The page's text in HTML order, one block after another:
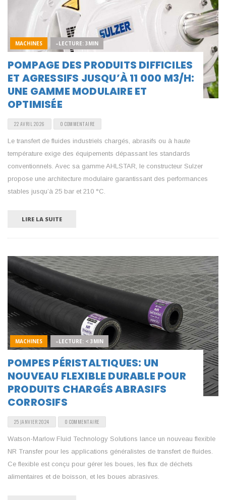
MACHINES –LECTURE: 3MIN
POMPAGE DES PRODUITS DIFFICILES
ET AGRESSIFS JUSQU’À 11 000 M3/H:
UNE GAMME MODULAIRE ET
OPTIMISÉE
22 AVRIL 2026 0 COMMENTAIRE
Le transfert de fluides industriels chargés, abrasifs ou à haute
température exige des équipements dépassant les standards
conventionnels. Avec sa gamme AHLSTAR, le constructeur Sulzer
propose une architecture modulaire garantissant des performances
stables jusqu’à 25 bar et 210 °C.
LIRE LA SUITE
MACHINES –LECTURE: < 3MIN
POMPES PÉRISTALTIQUES: UN
NOUVEAU FLEXIBLE DURABLE POUR
PRODUITS CHARGÉS ABRASIFS
CORROSIFS
25 JANVIER 2024 0 COMMENTAIRE
Watson-Marlow Fluid Technology Solutions lance un nouveau flexible
NR Transfer pour les applications généralistes de transfert de fluides.
Ce flexible est conçu pour gérer les boues, les flux de déchets
alimentaires et de boisson, et les boues abrasives.